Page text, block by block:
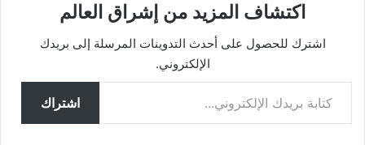
اكتشاف المزيد من إشراق العالم
اشترك للحصول على أحدث التدوينات المرسلة إلى بريدك
الإلكتروني.
كتابة بريدك الإلكتروني...
اشتراك